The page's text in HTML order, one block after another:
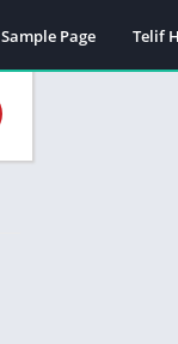
Sample Page Telif